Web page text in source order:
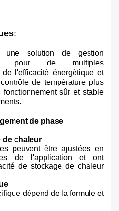
une solution de gestion
pour de multiples
de l'efficacité énergétique et
de température plus
sûr et stable
de phase
de chaleur
peuvent être ajustées en
de l'application et ont
de stockage de chaleur
dépend de la formule et